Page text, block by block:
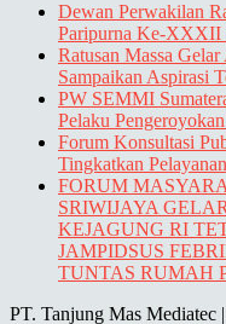
Dewan Perwakilan
Paripurna Ke-XXXII
Ratusan Massa
Sampaikan Aspirasi
PW SEMMI
Pelaku
Forum Konsultasi
Tingkatkan
FORUM
SRIWIJAYA
KEJAGUNG RI
JAMPIDSUS
TUNTAS RUMAH
PT. Tanjung Mas Mediatec |